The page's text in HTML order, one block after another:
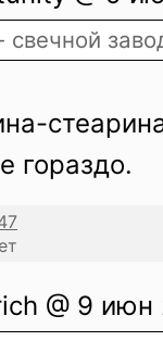
свечной
гораздо.
@ 9 июн